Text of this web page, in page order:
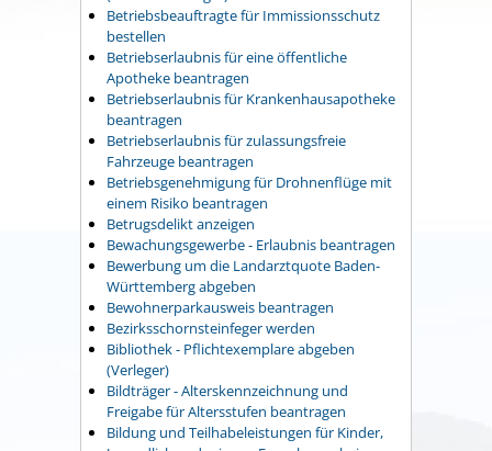
Betriebsbeauftragte für Immissionsschutz
bestellen
Betriebserlaubnis für eine öffentliche
Apotheke beantragen
Betriebserlaubnis für Krankenhausapotheke
beantragen
Betriebserlaubnis für zulassungsfreie
Fahrzeuge beantragen
Betriebsgenehmigung für Drohnenflüge mit
einem Risiko beantragen
Betrugsdelikt anzeigen
Bewachungsgewerbe - Erlaubnis beantragen
Bewerbung um die Landarztquote Baden-
Württemberg abgeben
Bewohnerparkausweis beantragen
Bezirksschornsteinfeger werden
Bibliothek - Pflichtexemplare abgeben
(Verleger)
Bildträger - Alterskennzeichnung und
Freigabe für Altersstufen beantragen
Bildung und Teilhabeleistungen für Kinder,